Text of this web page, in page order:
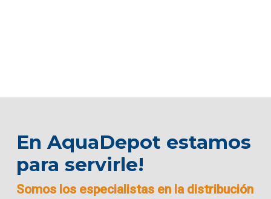
En AquaDepot estamos
para servirle!
Somos los especialistas en la distribución